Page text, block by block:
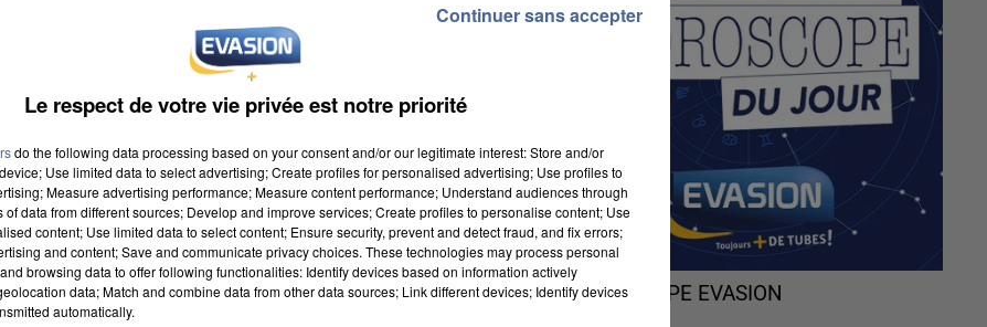
de plusieurs organisations syndicales, un
L'HOROSCOPE EVASION
Le respect de votre vie privée est notre priorité
do the following data processing based on your consent and/or our legitimate interest: Store and/or
Use limited data to select advertising; Create profiles for personalised advertising; Use profiles to
Measure advertising performance; Measure content performance; Understand audiences through
of data from different sources; Develop and improve services; Create profiles to personalise content; Use
content; Use limited data to select content; Ensure security, prevent and detect fraud, and fix errors;
and content; Save and communicate privacy choices. These technologies may process personal
browsing data to offer following functionalities: Identify devices based on information actively
data; Match and combine data from other data sources; Link different devices; Identify devices
automatically.
Continuer sans accepter